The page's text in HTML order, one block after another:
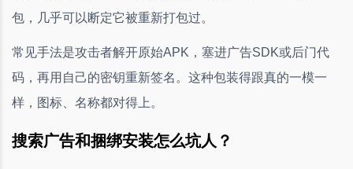
包，几乎可以断定它被重新打包过。
常见手法是攻击者解开原始APK，塞进广告SDK或后门代
码，再用自己的密钥重新签名。这种包装得跟真的一模一
样，图标、名称都对得上。
搜索广告和捆绑安装怎么坑人？